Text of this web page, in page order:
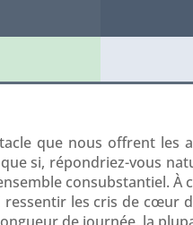
que nous offrent les
si, répondriez-vous
consubstantiel. À
les cris de cœur